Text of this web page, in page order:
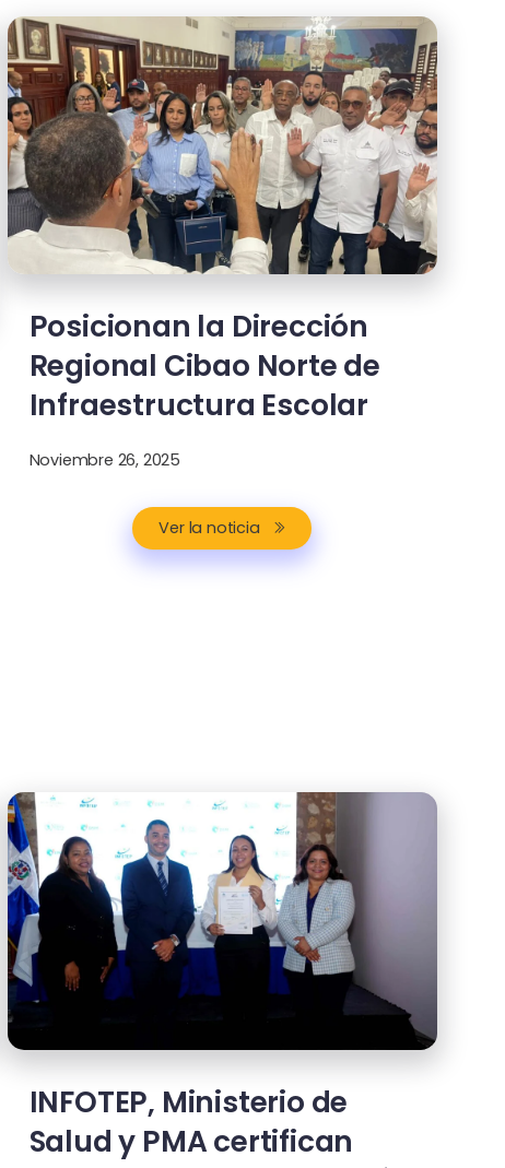
Posicionan la Dirección
Regional Cibao Norte de
Infraestructura Escolar
Noviembre 26, 2025
Ver la noticia
INFOTEP, Ministerio de
Salud y PMA certifican